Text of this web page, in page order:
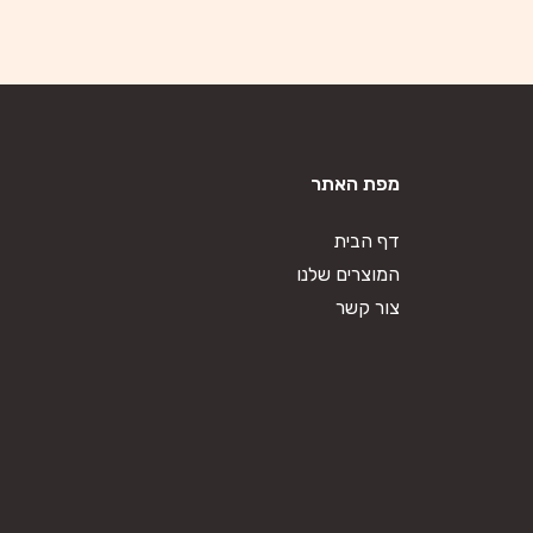
מפת האתר
דף הבית
המוצרים שלנו
צור קשר